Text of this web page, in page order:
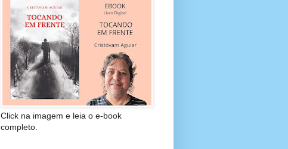
Click na imagem e leia o e-book
completo.